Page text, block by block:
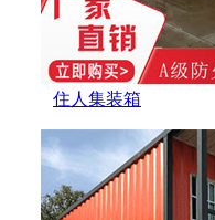
住人集装箱